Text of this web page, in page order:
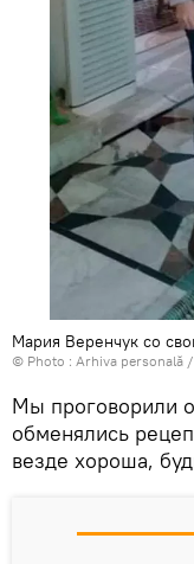
Мария Веренчук со
© Photo : Arhiva personală
Мы проговорили
обменялись
везде хороша,